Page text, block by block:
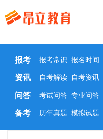
报考 报考常识 报名时间
资讯 自考解读 自考资讯
问答 考试问答 专业问答
备考 历年真题 模拟试题